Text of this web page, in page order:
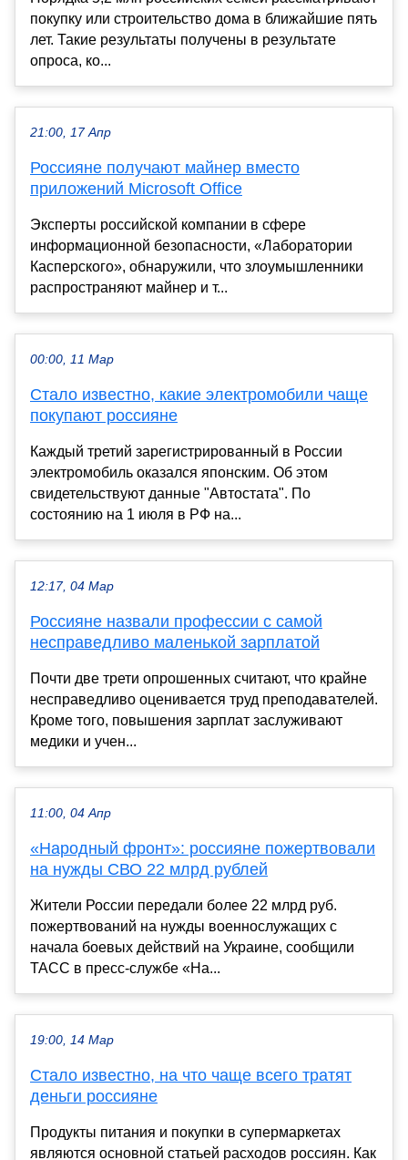
покупку или строительство дома в ближайшие пять
лет. Такие результаты получены в результате
опроса, ко...
21:00, 17 Апр
Россияне получают майнер вместо
приложений Microsoft Office
Эксперты российской компании в сфере
информационной безопасности, «Лаборатории
Касперского», обнаружили, что злоумышленники
распространяют майнер и т...
00:00, 11 Мар
Стало известно, какие электромобили чаще
покупают россияне
Каждый третий зарегистрированный в России
электромобиль оказался японским. Об этом
свидетельствуют данные "Автостата". По
состоянию на 1 июля в РФ на...
12:17, 04 Мар
Россияне назвали профессии с самой
несправедливо маленькой зарплатой
Почти две трети опрошенных считают, что крайне
несправедливо оценивается труд преподавателей.
Кроме того, повышения зарплат заслуживают
медики и учен...
11:00, 04 Апр
«Народный фронт»: россияне пожертвовали
на нужды СВО 22 млрд рублей
Жители России передали более 22 млрд руб.
пожертвований на нужды военнослужащих с
начала боевых действий на Украине, сообщили
ТАСС в пресс-службе «На...
19:00, 14 Мар
Стало известно, на что чаще всего тратят
деньги россияне
Продукты питания и покупки в супермаркетах
являются основной статьей расходов россиян. Как